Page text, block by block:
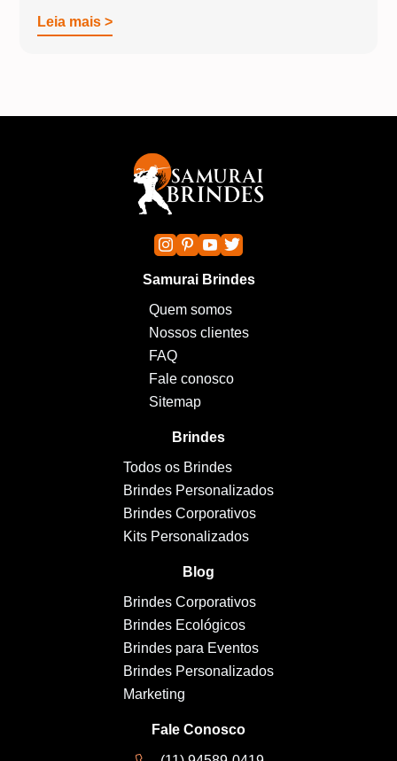
Leia mais >
Samurai Brindes
Quem somos
Nossos clientes
FAQ
Fale conosco
Sitemap
Brindes
Todos os Brindes
Brindes Personalizados
Brindes Corporativos
Kits Personalizados
Blog
Brindes Corporativos
Brindes Ecológicos
Brindes para Eventos
Brindes Personalizados
Marketing
Fale Conosco